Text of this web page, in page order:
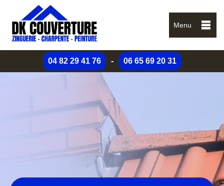
Menu
04 82 29 41 76 - 06 65 69 20 31